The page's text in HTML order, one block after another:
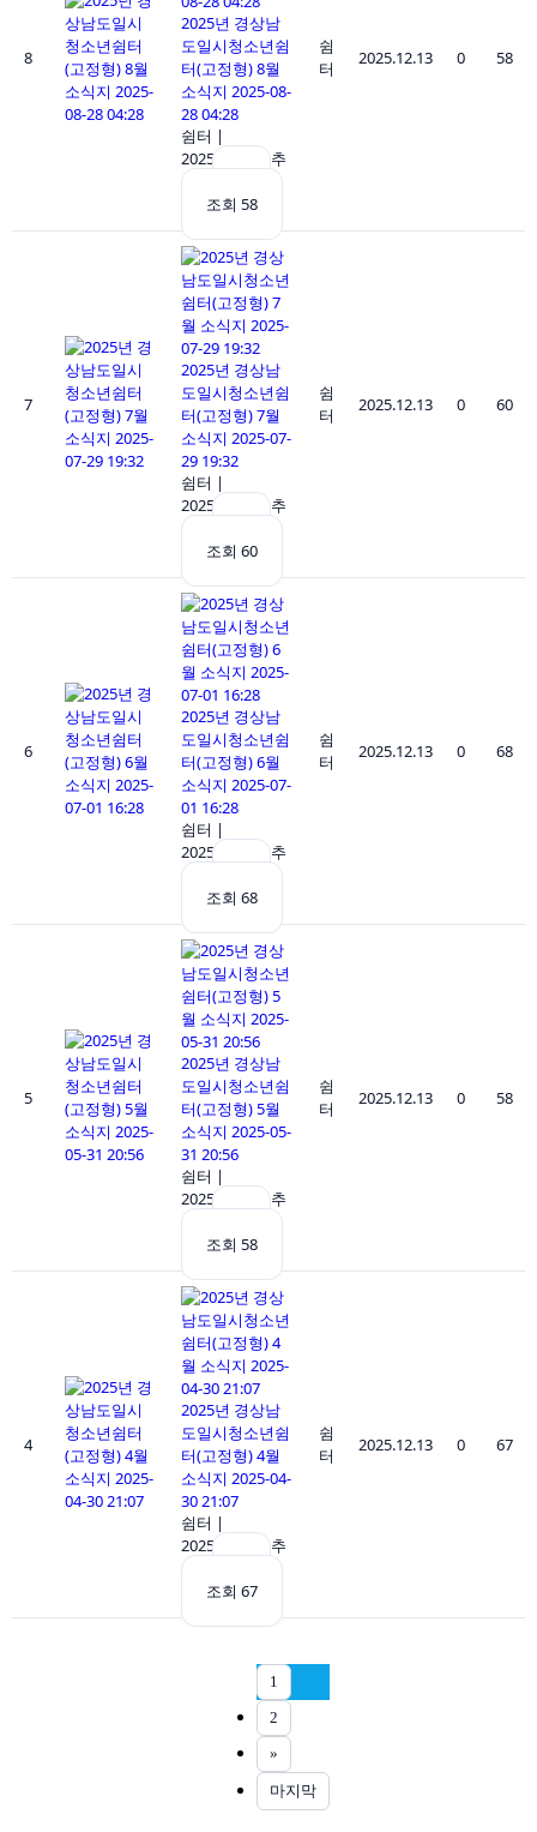
8
2025년 경상남
도일시청소년쉼
터(고정형) 8월
소식지 2025-08-
28 04:28
쉼터 |
2025.12.13
| 추
천 0
조회 58
쉼
터
2025.12.13 0 58
7
2025년 경상남
도일시청소년쉼
터(고정형) 7월
소식지 2025-07-
29 19:32
쉼터 |
2025.12.13
| 추
천 0
조회 60
쉼
터
2025.12.13 0 60
6
2025년 경상남
도일시청소년쉼
터(고정형) 6월
소식지 2025-07-
01 16:28
쉼터 |
2025.12.13
| 추
천 0
조회 68
쉼
터
2025.12.13 0 68
5
2025년 경상남
도일시청소년쉼
터(고정형) 5월
소식지 2025-05-
31 20:56
쉼터 |
2025.12.13
| 추
천 0
조회 58
쉼
터
2025.12.13 0 58
4
2025년 경상남
도일시청소년쉼
터(고정형) 4월
소식지 2025-04-
30 21:07
쉼터 |
2025.12.13
| 추
천 0
조회 67
쉼
터
2025.12.13 0 67
1
2
»
마지막